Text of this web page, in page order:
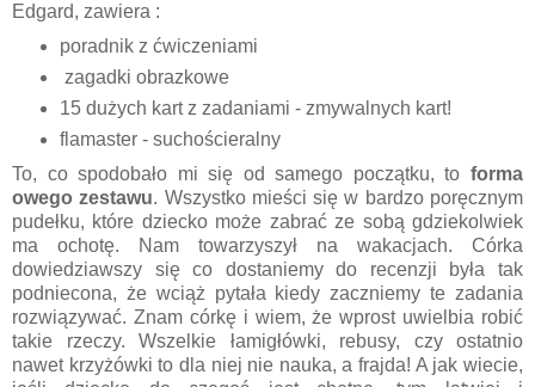
Edgard, zawiera :
poradnik z ćwiczeniami
zagadki obrazkowe
15 dużych kart z zadaniami - zmywalnych kart!
flamaster - suchościeralny
To, co spodobało mi się od samego początku, to forma
owego zestawu. Wszystko mieści się w bardzo poręcznym
pudełku, które dziecko może zabrać ze sobą gdziekolwiek
ma ochotę. Nam towarzyszył na wakacjach. Córka
dowiedziawszy się co dostaniemy do recenzji była tak
podniecona, że wciąż pytała kiedy zaczniemy te zadania
rozwiązywać. Znam córkę i wiem, że wprost uwielbia robić
takie rzeczy. Wszelkie łamigłówki, rebusy, czy ostatnio
nawet krzyżówki to dla niej nie nauka, a frajda! A jak wiecie,